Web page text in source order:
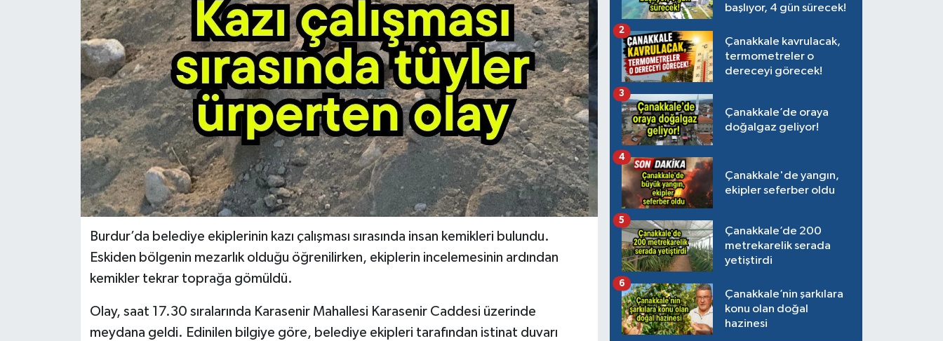
Burdur’da belediye ekiplerinin kazı çalışması sırasında insan kemikleri bulundu.
Eskiden bölgenin mezarlık olduğu öğrenilirken, ekiplerin incelemesinin ardından
kemikler tekrar toprağa gömüldü.
Olay, saat 17.30 sıralarında Karasenir Mahallesi Karasenir Caddesi üzerinde
meydana geldi. Edinilen bilgiye göre, belediye ekipleri tarafından istinat duvarı
başlıyor, 4 gün sürecek!
Çanakkale kavrulacak,
termometreler o
dereceyi görecek!
2
Çanakkale’de oraya
doğalgaz geliyor!
3
Çanakkale'de yangın,
ekipler seferber oldu
4
Çanakkale’de 200
metrekarelik serada
yetiştirdi
5
Çanakkale’nin şarkılara
konu olan doğal
hazinesi
6